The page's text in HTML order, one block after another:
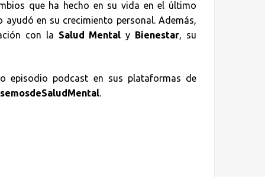
que ha hecho en su vida en el último
en su crecimiento personal. Además,
con la Salud Mental y Bienestar, su
episodio podcast en sus plataformas de
.